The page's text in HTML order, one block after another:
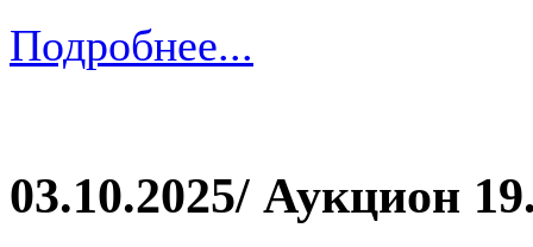
Подробнее...
03.10.2025/ Аукцион